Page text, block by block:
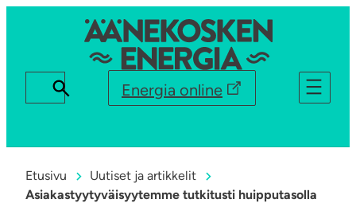
Energia online
Etusivu
Uutiset ja artikkelit
Asiakastyytyväisyytemme tutkitusti huipputasolla